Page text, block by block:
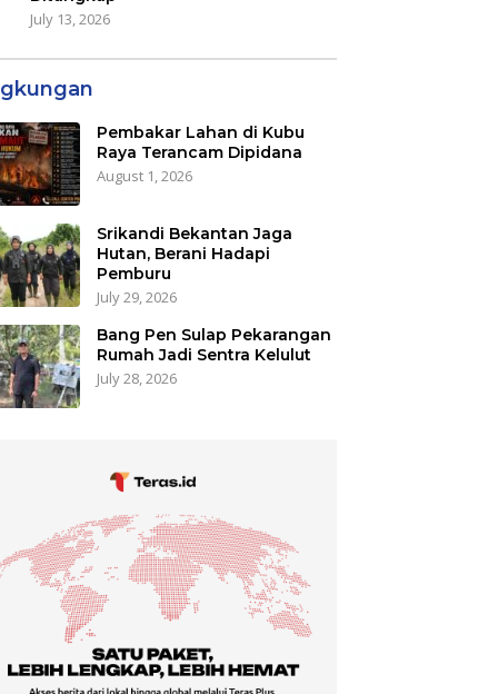
July 13, 2026
Pembakar Lahan di Kubu
Raya Terancam Dipidana
August 1, 2026
Srikandi Bekantan Jaga
Hutan, Berani Hadapi
Pemburu
July 29, 2026
Bang Pen Sulap Pekarangan
Rumah Jadi Sentra Kelulut
July 28, 2026